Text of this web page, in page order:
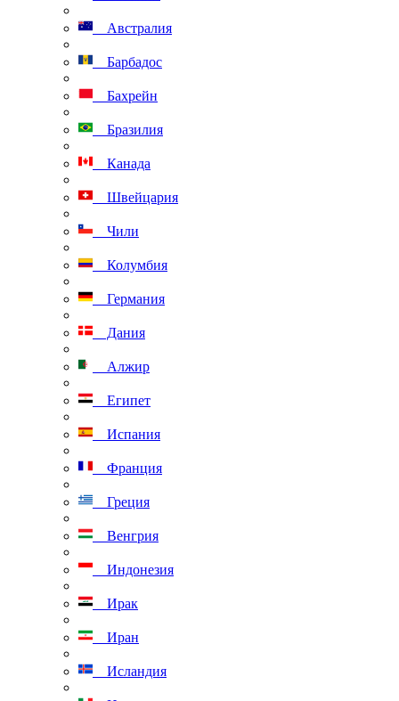
Австралия
Барбадос
Бахрейн
Бразилия
Канада
Швейцария
Чили
Колумбия
Германия
Дания
Алжир
Египет
Испания
Франция
Греция
Венгрия
Индонезия
Ирак
Иран
Исландия